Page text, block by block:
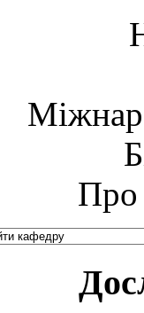
Про